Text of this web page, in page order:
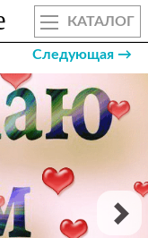
КАТАЛОГ
Следующая →